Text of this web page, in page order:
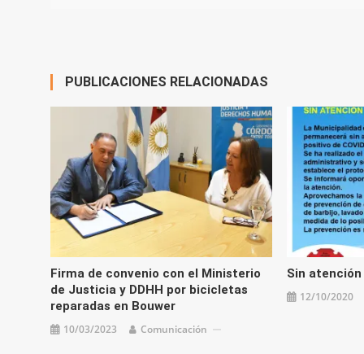
PUBLICACIONES RELACIONADAS
Firma de convenio con el Ministerio
de Justicia y DDHH por bicicletas
reparadas en Bouwer
10/03/2023 Comunicación
Sin
12/10/2020